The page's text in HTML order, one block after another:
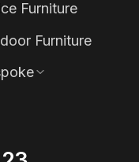
Furniture
Furniture